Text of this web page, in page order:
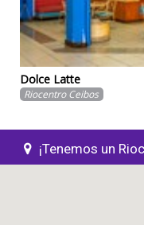
Dolce Latte
Riocentro Ceibos
Helados artesanales.
¡Tenemos un